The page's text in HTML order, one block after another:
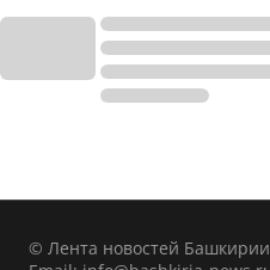
© Лента новостей Башкирии